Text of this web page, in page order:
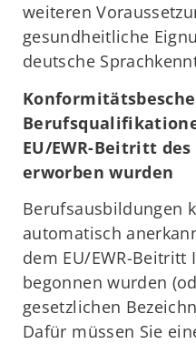
weiteren
gesundheitliche
deutsche
EU/EWR-Beitritt
erworben wurden
Berufsausbildungen
automatisch
dem EU/EWR-
begonnen wurden
gesetzlichen
Dafür müssen Sie